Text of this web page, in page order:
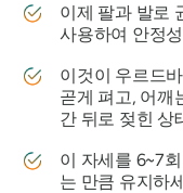
이제 팔과 발로
사용하여 안정
이것이 우르드
곧게 펴고, 어깨
간 뒤로 젖힌 상
이 자세를 6~7
는 만큼 유지하